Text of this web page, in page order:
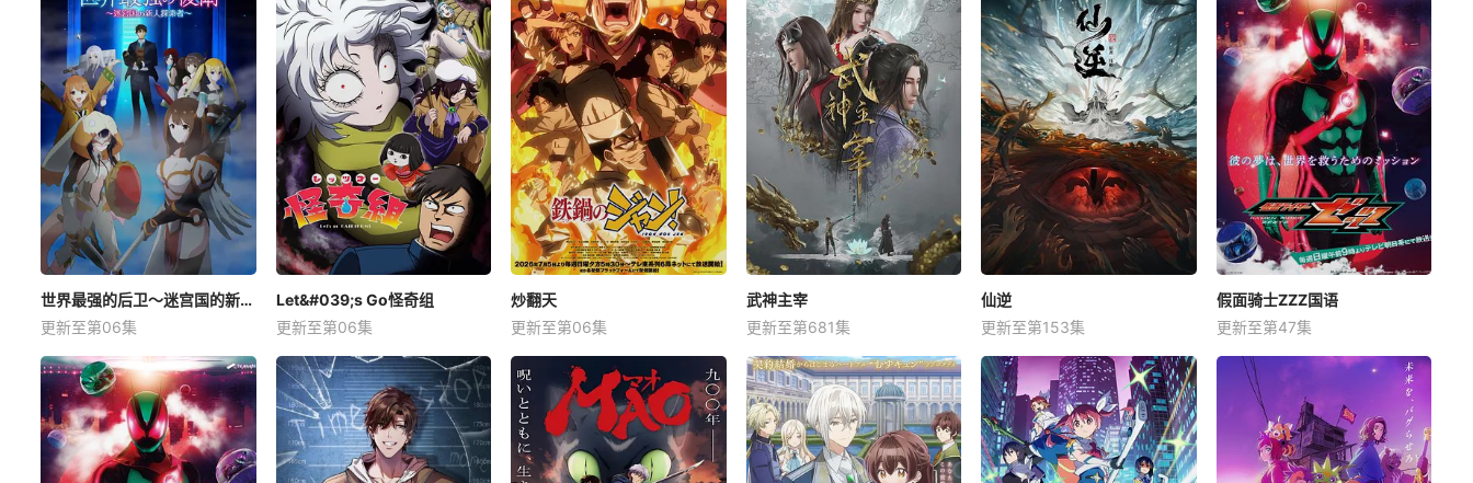
世界最强的后卫～迷宫国的新人探索者～
更新至第06集
Let&#039;s Go怪奇组
更新至第06集
炒翻天
更新至第06集
武神主宰
更新至第681集
仙逆
更新至第153集
假面骑士ZZZ国语
更新至第47集